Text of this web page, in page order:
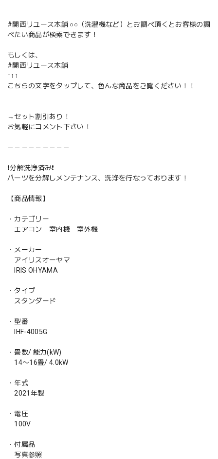
#関西リユース本舗 ○○（洗濯機など）とお調べ頂くとお客様の調
べたい商品が検索できます！
もしくは、
#関西リユース本舗
↑↑↑
こちらの文字をタップして、色んな商品をご覧ください！！
→セット割引あり！
お気軽にコメント下さい！
－－－－－－－－－
❗️分解洗浄済み❗️
パーツを分解しメンテナンス、洗浄を行なっております！
【商品情報】
・カテゴリー
エアコン 室内機 室外機
・メーカー
アイリスオーヤマ
IRIS OHYAMA
・タイプ
スタンダード
・型番
IHF-4005G
・畳数/ 能力(kW)
14〜16畳/ 4.0kW
・年式
2021年製
・電圧
100V
・付属品
写真参照